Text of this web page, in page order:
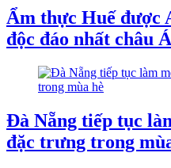
Ẩm thực Huế được
độc đáo nhất châu Á
Đà Nẵng tiếp tục
đặc trưng trong